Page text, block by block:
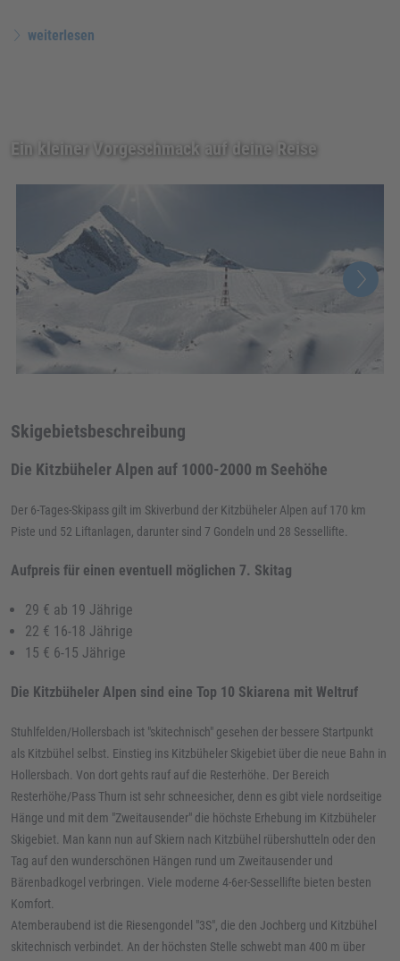
weiterlesen
Ein kleiner Vorgeschmack auf deine Reise
Skigebietsbeschreibung
Die Kitzbüheler Alpen auf 1000-2000 m Seehöhe
Der 6-Tages-Skipass gilt im Skiverbund der Kitzbüheler Alpen auf 170 km
Piste und 52 Liftanlagen, darunter sind 7 Gondeln und 28 Sessellifte.
Aufpreis für einen eventuell möglichen 7. Skitag
29 € ab 19 Jährige
22 € 16-18 Jährige
15 € 6-15 Jährige
Die Kitzbüheler Alpen sind eine Top 10 Skiarena mit Weltruf
Stuhlfelden/Hollersbach ist "skitechnisch" gesehen der bessere Startpunkt
als Kitzbühel selbst. Einstieg ins Kitzbüheler Skigebiet über die neue Bahn in
Hollersbach. Von dort gehts rauf auf die Resterhöhe. Der Bereich
Resterhöhe/Pass Thurn ist sehr schneesicher, denn es gibt viele nordseitige
Hänge und mit dem "Zweitausender" die höchste Erhebung im Kitzbüheler
Skigebiet. Man kann nun auf Skiern nach Kitzbühel rübershutteln oder den
Tag auf den wunderschönen Hängen rund um Zweitausender und
Bärenbadkogel verbringen. Viele moderne 4-6er-Sessellifte bieten besten
Komfort.
Atemberaubend ist die Riesengondel "3S", die den Jochberg und Kitzbühel
skitechnisch verbindet. An der höchsten Stelle schwebt man 400 m über